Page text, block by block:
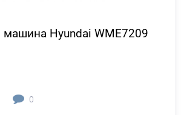
машина Hyundai WME7209
0